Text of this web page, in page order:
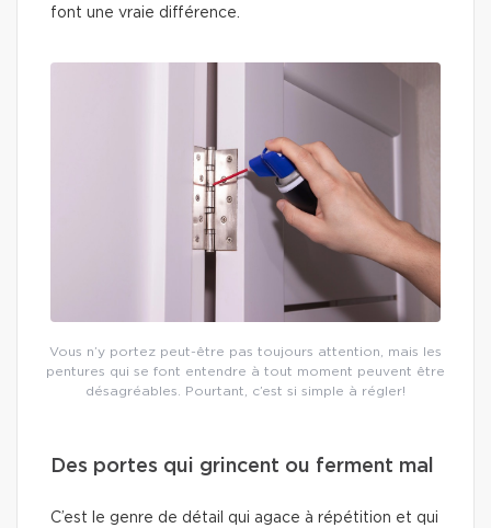
font une vraie différence.
Vous n’y portez peut-être pas toujours attention, mais les
pentures qui se font entendre à tout moment peuvent être
désagréables. Pourtant, c’est si simple à régler!
Des portes qui grincent ou ferment mal
C’est le genre de détail qui agace à répétition et qui